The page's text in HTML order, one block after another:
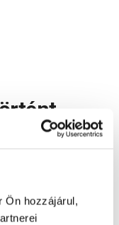
Ön hozzájárul,